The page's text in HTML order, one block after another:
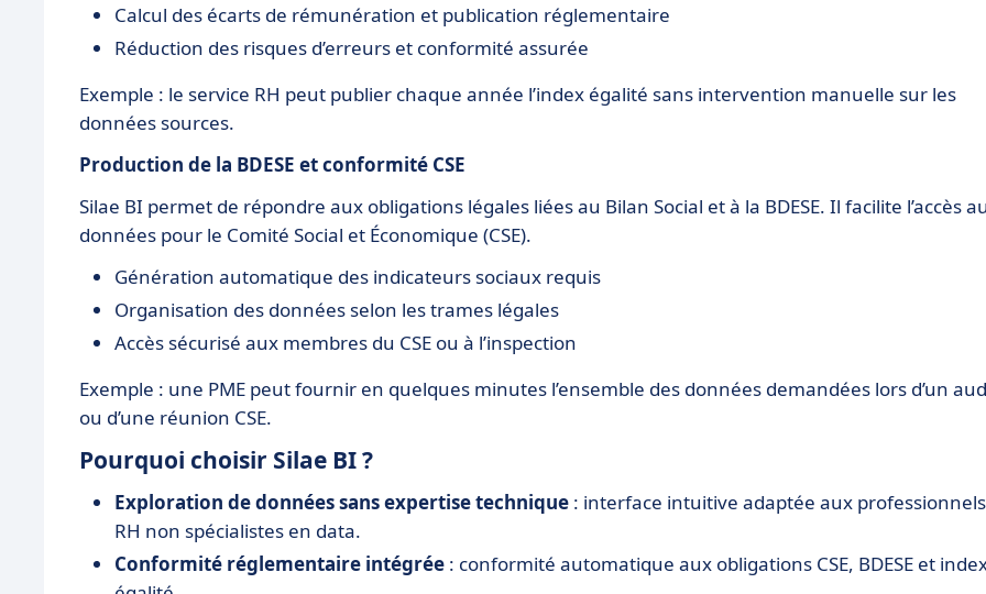
Calcul des écarts de rémunération et publication réglementaire
Réduction des risques d’erreurs et conformité assurée
Exemple : le service RH peut publier chaque année l’index égalité sans intervention manuelle sur les
données sources.
Production de la BDESE et conformité CSE
Silae BI permet de répondre aux obligations légales liées au Bilan Social et à la BDESE. Il facilite l’accès
données pour le Comité Social et Économique (CSE).
Génération automatique des indicateurs sociaux requis
Organisation des données selon les trames légales
Accès sécurisé aux membres du CSE ou à l’inspection
Exemple : une PME peut fournir en quelques minutes l’ensemble des données demandées lors d’un
ou d’une réunion CSE.
Pourquoi choisir Silae BI ?
Exploration de données sans expertise technique : interface intuitive adaptée aux professionnels
RH non spécialistes en data.
Conformité réglementaire intégrée : conformité automatique aux obligations CSE, BDESE et